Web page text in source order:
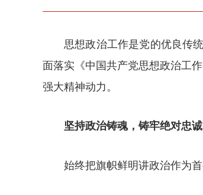
思想政治工作是党的优良传
面落实《中国共产党思想政治工
强大精神动力。
坚持政治铸魂，铸牢绝对忠
始终把旗帜鲜明讲政治作为